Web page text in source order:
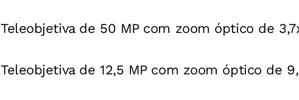
Teleobjetiva de 50 MP com zoom óptico de
Teleobjetiva de 12,5 MP com zoom óptico de